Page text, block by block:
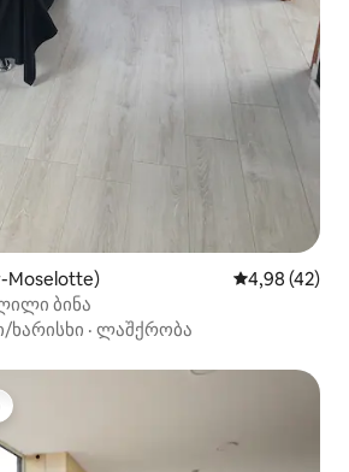
Moselotte) საშუალო
4,98 (42)
ბინა
ხარისხი · ლაშქრობა